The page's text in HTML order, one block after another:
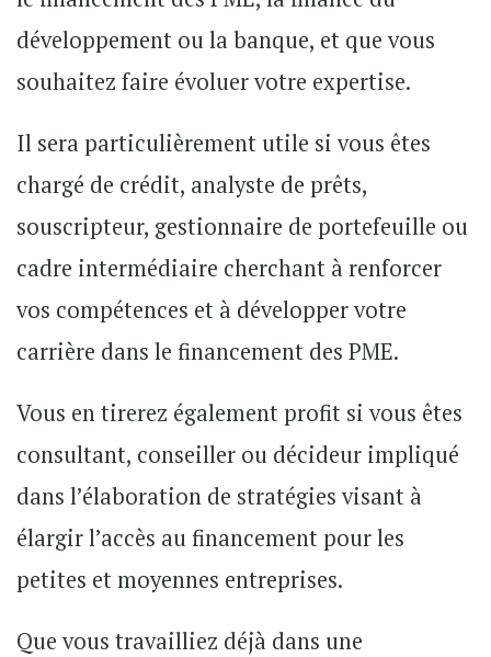
développement ou la banque, et que vous
souhaitez faire évoluer votre expertise.
Il sera particulièrement utile si vous êtes
chargé de crédit, analyste de prêts,
souscripteur, gestionnaire de portefeuille ou
cadre intermédiaire cherchant à renforcer
vos compétences et à développer votre
carrière dans le financement des PME.
Vous en tirerez également profit si vous êtes
consultant, conseiller ou décideur impliqué
dans l’élaboration de stratégies visant à
élargir l’accès au financement pour les
petites et moyennes entreprises.
Que vous travailliez déjà dans une